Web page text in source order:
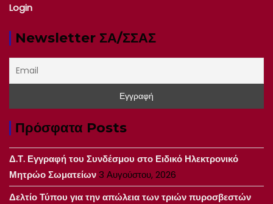
Login
Newsletter ΣΑ/ΣΣΑΣ
Πρόσφατα Posts
Δ.Τ. Εγγραφή του Συνδέσμου στο Ειδικό Ηλεκτρονικό
Μητρώο Σωματείων3 Αυγούστου, 2026
Δελτίο Τύπου για την απώλεια των τριών πυροσβεστών